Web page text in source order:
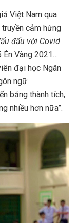
Việt Nam qua
cảm hứng
đấu với Covid
Vàng 2021…
đại học Ngân
ngữ
bảng thành tích,
nhiều hơn nữa”.